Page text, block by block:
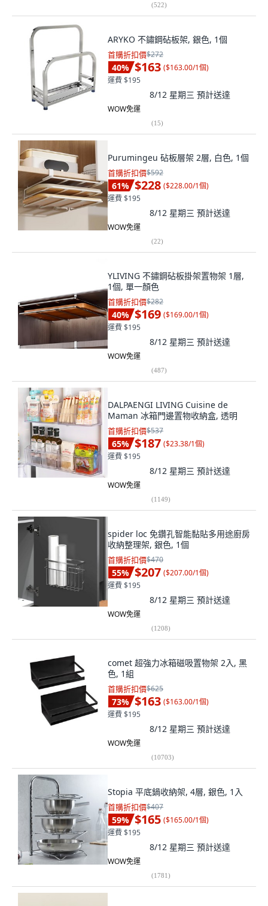
(522)
ARYKO 不鏽鋼砧板架, 銀色, 1個
首購折扣價$272
40% $163 ($163.00/1個)
運費 $195
8/12 星期三 預計送達
WOW免運
(15)
Purumingeu 砧板層架 2層, 白色, 1個
首購折扣價$592
61% $228 ($228.00/1個)
運費 $195
8/12 星期三 預計送達
WOW免運
(22)
YLIVING 不鏽鋼砧板掛架置物架 1層,
1個, 單一顏色
首購折扣價$282
40% $169 ($169.00/1個)
運費 $195
8/12 星期三 預計送達
WOW免運
(487)
DALPAENGI LIVING Cuisine de
Maman 冰箱門邊置物收納盒, 透明
首購折扣價$537
65% $187 ($23.38/1個)
運費 $195
8/12 星期三 預計送達
WOW免運
(1149)
spider loc 免鑽孔智能黏貼多用途廚房
收納整理架, 銀色, 1個
首購折扣價$470
55% $207 ($207.00/1個)
運費 $195
8/12 星期三 預計送達
WOW免運
(1208)
comet 超強力冰箱磁吸置物架 2入, 黑
色, 1組
首購折扣價$625
73% $163 ($163.00/1個)
運費 $195
8/12 星期三 預計送達
WOW免運
(10703)
Stopia 平底鍋收納架, 4層, 銀色, 1入
首購折扣價$407
59% $165 ($165.00/1個)
運費 $195
8/12 星期三 預計送達
WOW免運
(1781)